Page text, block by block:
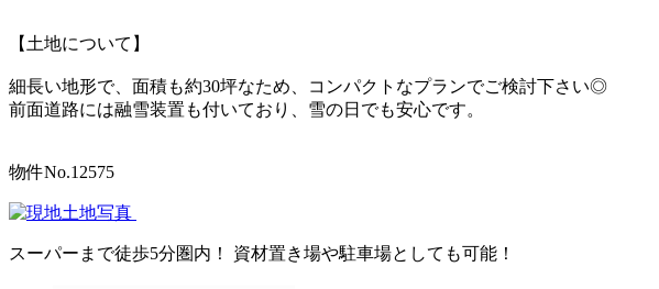
【土地について】
細長い地形で、面積も約30坪なため、コンパクトなプランでご検討下さい◎
前面道路には融雪装置も付いており、雪の日でも安心です。
物件No.12575
スーパーまで徒歩5分圏内！ 資材置き場や駐車場としても可能！